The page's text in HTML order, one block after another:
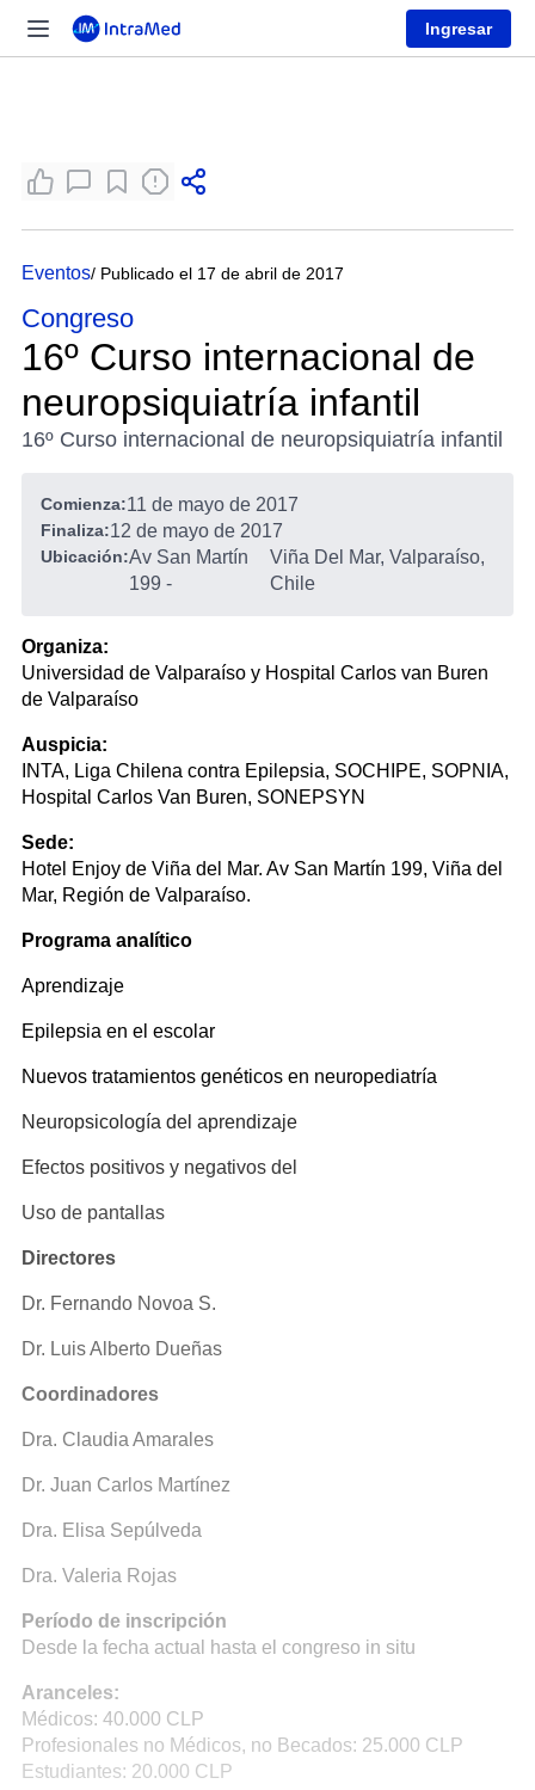
Ingresar
Eventos/ Publicado el 17 de abril de 2017
Congreso
16º Curso internacional de
neuropsiquiatría infantil
16º Curso internacional de neuropsiquiatría infantil
Comienza:11 de mayo de 2017
Finaliza:12 de mayo de 2017
Ubicación:Av San Martín
199 -
Viña Del Mar, Valparaíso,
Chile
Organiza:
Universidad de Valparaíso y Hospital Carlos van Buren
de Valparaíso
Auspicia:
INTA, Liga Chilena contra Epilepsia, SOCHIPE, SOPNIA,
Hospital Carlos Van Buren, SONEPSYN
Sede:
Hotel Enjoy de Viña del Mar. Av San Martín 199, Viña del
Mar, Región de Valparaíso.
Programa analítico
Aprendizaje
Epilepsia en el escolar
Nuevos tratamientos genéticos en neuropediatría
Neuropsicología del aprendizaje
Efectos positivos y negativos del
Uso de pantallas
Directores
Dr. Fernando Novoa S.
Dr. Luis Alberto Dueñas
Coordinadores
Dra. Claudia Amarales
Dr. Juan Carlos Martínez
Dra. Elisa Sepúlveda
Dra. Valeria Rojas
Período de inscripción
Desde la fecha actual hasta el congreso in situ
Aranceles:
Médicos: 40.000 CLP
Profesionales no Médicos, no Becados: 25.000 CLP
Estudiantes: 20.000 CLP